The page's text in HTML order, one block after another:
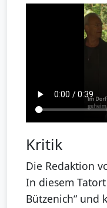
Kritik
Die Redaktion
In diesem
Bützenich“